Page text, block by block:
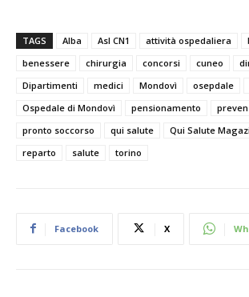
TAGS Alba Asl CN1 attività ospedaliera
benessere
chirurgia concorsi cuneo
Dipartimenti
medici Mondovì osepdale
Ospedale di Mondovì
pensionamento
pronto soccorso
qui salute Qui Salute
reparto
salute torino
Facebook X